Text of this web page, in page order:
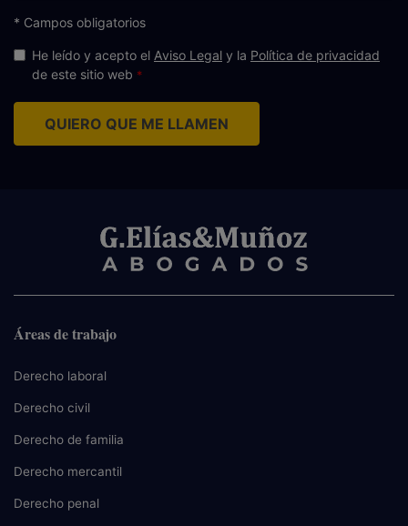
* Campos obligatorios
He leído y acepto el Aviso Legal y la Política de privacidad
de este sitio web
QUIERO QUE ME LLAMEN
Áreas de trabajo
Derecho laboral
Derecho civil
Derecho de familia
Derecho mercantil
Derecho penal